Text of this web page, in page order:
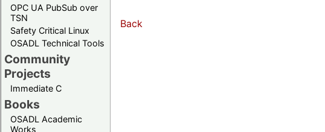
OPC UA PubSub over
TSN
Safety Critical Linux
OSADL Technical Tools
Community
Projects
Immediate C
Books
OSADL Academic
Works
Back